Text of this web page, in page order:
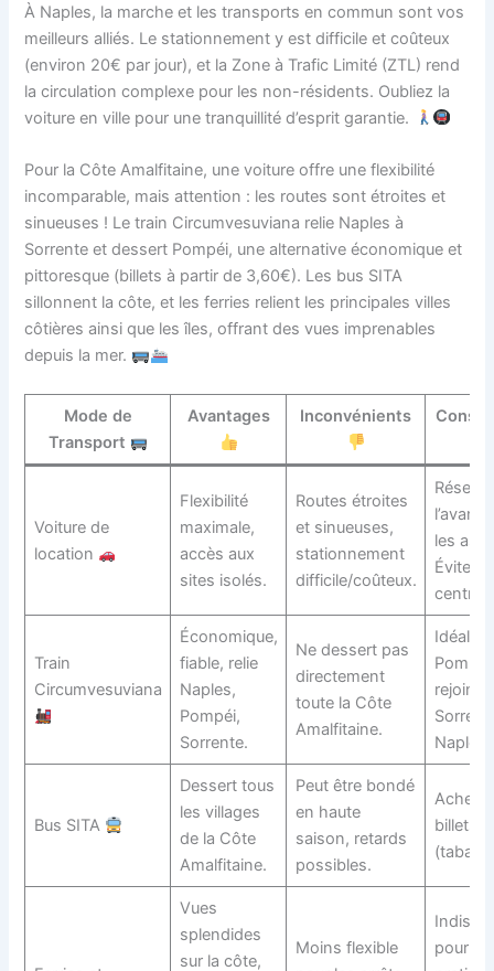
À Naples, la marche et les transports en commun sont vos
meilleurs alliés. Le stationnement y est difficile et coûteux
(environ 20€ par jour), et la Zone à Trafic Limité (ZTL) rend
la circulation complexe pour les non-résidents. Oubliez la
voiture en ville pour une tranquillité d’esprit garantie.
Pour la Côte Amalfitaine, une voiture offre une flexibilité
incomparable, mais attention : les routes sont étroites et
sinueuses ! Le train Circumvesuviana relie Naples à
Sorrente et dessert Pompéi, une alternative économique et
pittoresque (billets à partir de 3,60€). Les bus SITA
sillonnent la côte, et les ferries relient les principales villes
côtières ainsi que les îles, offrant des vues imprenables
depuis la mer.
Mode de
Transport
Avantages Inconvénients
Voiture de
location
Flexibilité
maximale,
accès aux
sites isolés.
Routes étroites
et sinueuses,
stationnement
difficile/coûteux.
les
Évitez
centre.
Train
Circumvesuviana
Économique,
fiable, relie
Naples,
Pompéi,
Sorrente.
Ne dessert pas
directement
toute la Côte
Amalfitaine.
Idéal
Naples.
Bus SITA
Dessert tous
les villages
de la Côte
Amalfitaine.
Peut être bondé
en haute
saison, retards
possibles.
billets à
Vues
splendides
sur la côte,
Moins flexible
pour